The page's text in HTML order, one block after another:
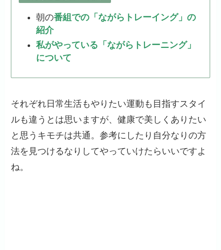
朝の番組での「ながらトレーイング」の
紹介
私がやっている「ながらトレーニング」
について
それぞれ日常生活もやりたい運動も目指すスタイ
ルも違うとは思いますが、健康で美しくありたい
と思うキモチは共通。参考にしたり自分なりの方
法を見つけるなりしてやっていけたらいいですよ
ね。